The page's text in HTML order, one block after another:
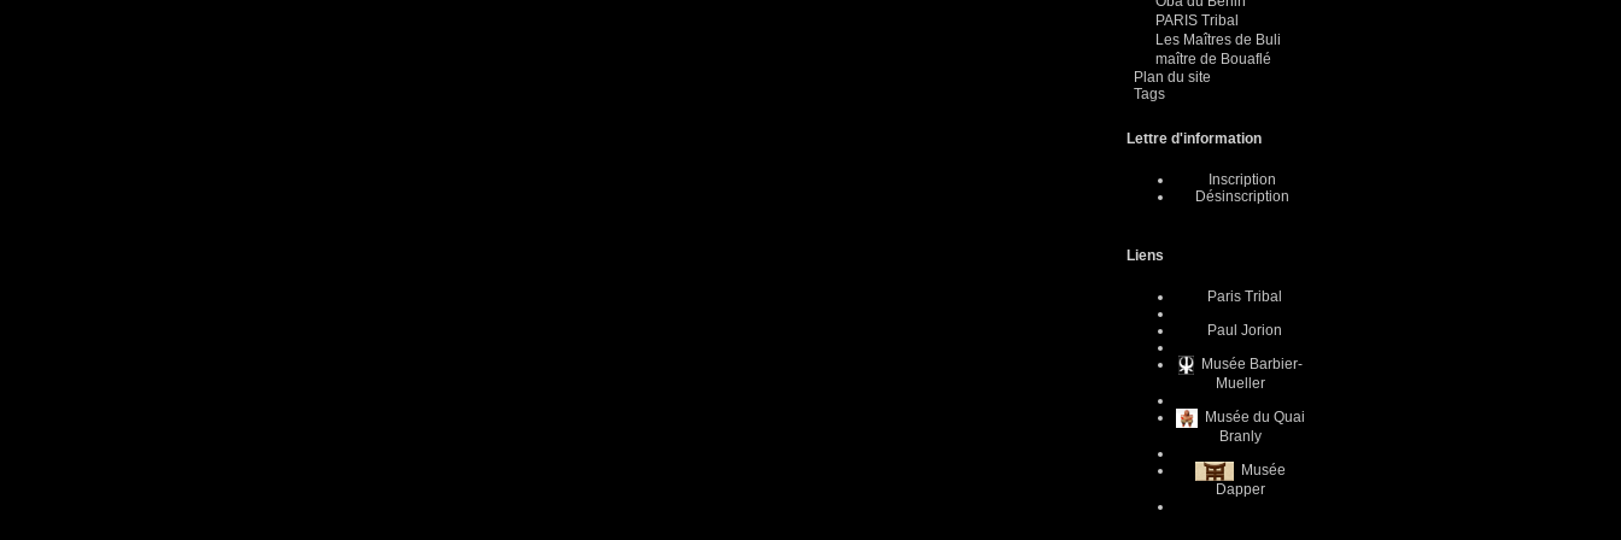
PARIS Tribal
Les Maîtres de Buli
maître de Bouaflé
Plan du site
Tags
Lettre d'information
Inscription
Désinscription
Liens
Paris Tribal
Paul Jorion
Musée Barbier-
Mueller
Musée du Quai
Branly
Musée
Dapper